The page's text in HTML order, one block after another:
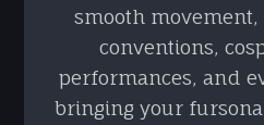
smooth movement,
conventions,
performances, and
bringing your